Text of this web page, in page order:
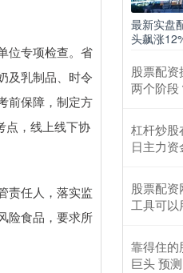
位专项检查。省
及乳制品、时令
前保障，制定方
点，线上线下协
责任人，落实监
险食品，要求所
最新实盘
头飙涨
股票配
两个阶段
杠杆炒股
日主力
股票配
工具可以
靠得住的
巨头 预